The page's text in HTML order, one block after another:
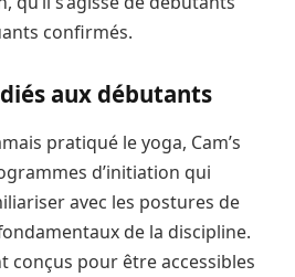
confirmés.
aux débutants
pratiqué le yoga, Cam’s
d’initiation qui
avec les postures de
de la discipline.
conçus pour être accessibles